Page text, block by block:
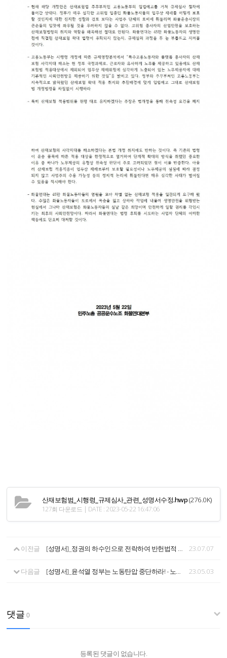
산재보험범_시행령_규제심사_관련_성명서수정.hwp(276.0K)
127회 다운로드 | DATE : 2023-05-22 16:47:06
이전글 [성명서]_정권의 하수인으로 전락하여 반헌법적 노동탄압 동조하는 재판부를 규탄한다! 23.07.07
다음글 [성명서]_윤석열 정부는 노동탄압 중단하라! - 노동탄압에 맞서 분신 항거하신 건설노동자의 명복을 빕니다. 23.05.03
댓글 0
등록된 댓글이 없습니다.